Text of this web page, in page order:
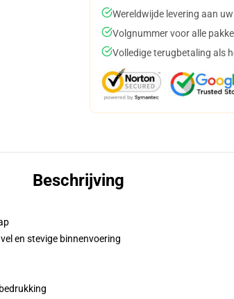
Wereldwijde levering aan
Volgnummer voor alle
Volledige terugbetaling als
Beschrijving
en stevige binnenvoering